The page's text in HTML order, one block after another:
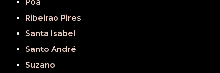
Poá
Ribeirão Pires
Santa Isabel
Santo André
Suzano